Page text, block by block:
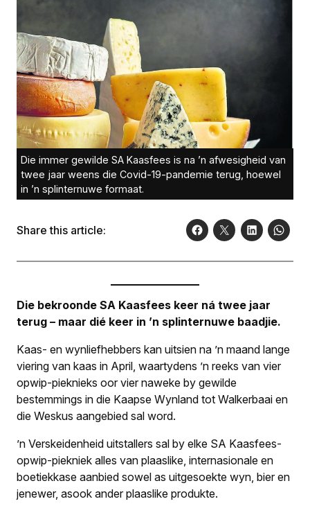
Die immer gewilde SA Kaasfees is na ’n afwesigheid van
twee jaar weens die Covid-19-pandemie terug, hoewel
in ’n splinternuwe formaat.
Share this article:
Die bekroonde SA Kaasfees keer ná twee jaar
terug – maar dié keer in ’n splinternuwe baadjie.
Kaas- en wynliefhebbers kan uitsien na ’n maand lange
viering van kaas in April, waartydens ’n reeks van vier
opwip-pieknieks oor vier naweke by gewilde
bestemmings in die Kaapse Wynland tot Walkerbaai en
die Weskus aangebied sal word.
’n Verskeidenheid uitstallers sal by elke SA Kaasfees-
opwip-piekniek alles van plaaslike, internasionale en
boetiekkase aanbied sowel as uitgesoekte wyn, bier en
jenewer, asook ander plaaslike produkte.